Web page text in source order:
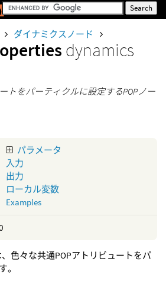
ダイナミクスノード
dynamics
トをパーティクルに設定するPOPノー
パラメータ
入力
出力
ローカル変数
Examples
、色々な共通POPアトリビュートをパ
。